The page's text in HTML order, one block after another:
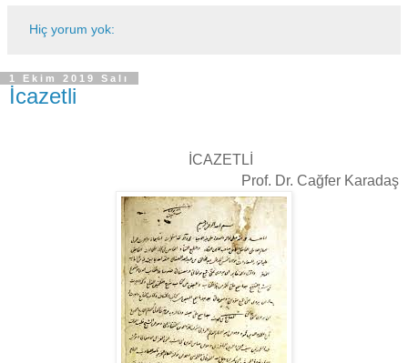
Hiç yorum yok:
1 Ekim 2019 Salı
İcazetli
İCAZETLİ
Prof. Dr. Cağfer Karadaş